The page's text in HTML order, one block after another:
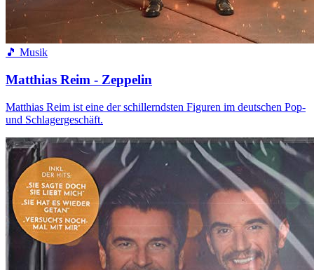
🎵 Musik
Matthias Reim - Zeppelin
Matthias Reim ist eine der schillerndsten Figuren im deutschen Pop-
und Schlagergeschäft.